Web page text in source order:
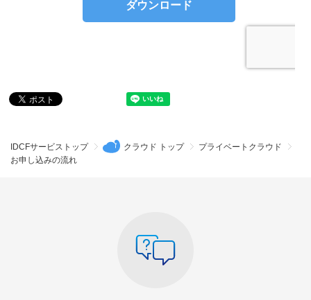
IDCFサービストップ クラウド トップ
プライベートクラウド
お申し込みの流れ